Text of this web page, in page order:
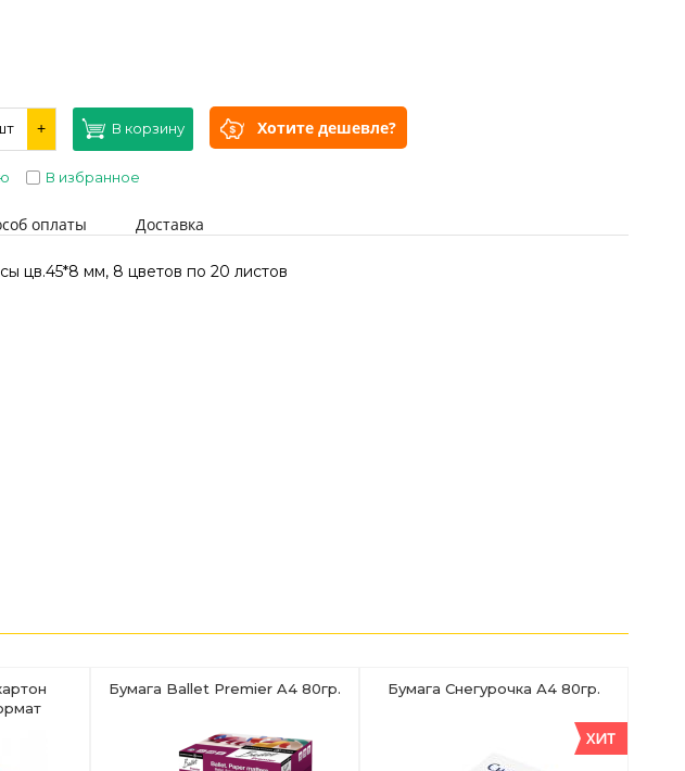
+ В корзину Хотите дешевле?
В избранное
оплаты Доставка
цв.45*8 мм, 8 цветов по 20 листов
Бумага Ballet Premier A4 80гр. Бумага Снегурочка А4 80гр.